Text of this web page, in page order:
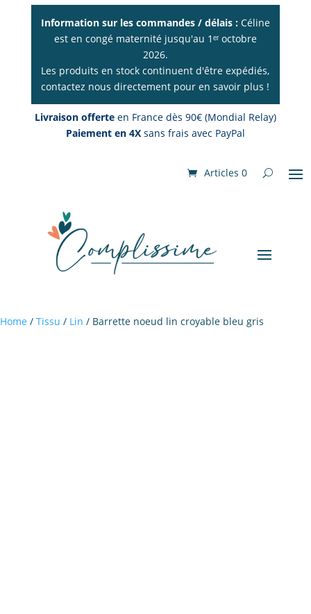
Information sur les commandes / délais : Céline
est en congé maternité jusqu'au 1ᵉʳ octobre
2026.
Les produits en stock continuent d'être expédiés,
contactez nous directement pour en savoir plus !
Livraison offerte en France dès 90€ (Mondial Relay)
Paiement en 4X sans frais avec PayPal
Articles 0
Home / Tissu / Lin / Barrette noeud lin croyable bleu gris